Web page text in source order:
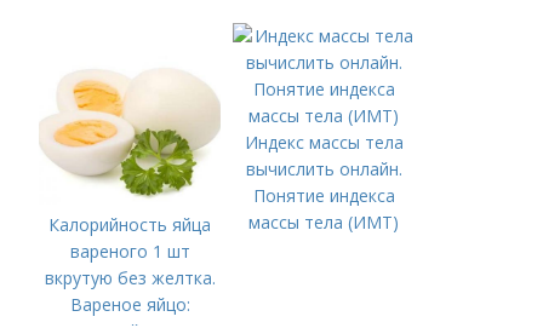
Калорийность яйца
вареного 1 шт
вкрутую без желтка.
Вареное яйцо:
Индекс массы тела
вычислить онлайн.
Понятие индекса
массы тела (ИМТ)